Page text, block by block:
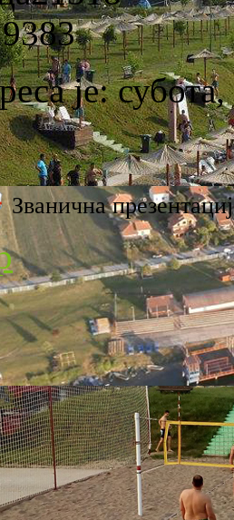
"Viminacium"
са торња
из ваздуха
је:
Званична